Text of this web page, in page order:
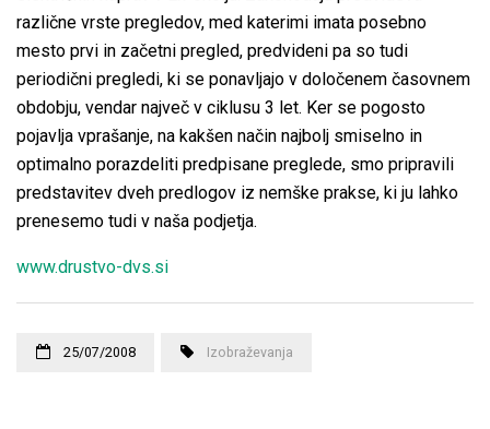
različne vrste pregledov, med katerimi imata posebno
mesto prvi in začetni pregled, predvideni pa so tudi
periodični pregledi, ki se ponavljajo v določenem časovnem
obdobju, vendar največ v ciklusu 3 let. Ker se pogosto
pojavlja vprašanje, na kakšen način najbolj smiselno in
optimalno porazdeliti predpisane preglede, smo pripravili
predstavitev dveh predlogov iz nemške prakse, ki ju lahko
prenesemo tudi v naša podjetja.
www.drustvo-dvs.si
25/07/2008 Izobraževanja